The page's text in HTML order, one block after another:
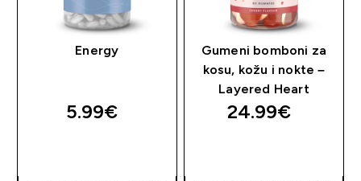
Energy
5.99€‎
Gumeni bomboni za
kosu, kožu i nokte –
Layered Heart
24.99€‎